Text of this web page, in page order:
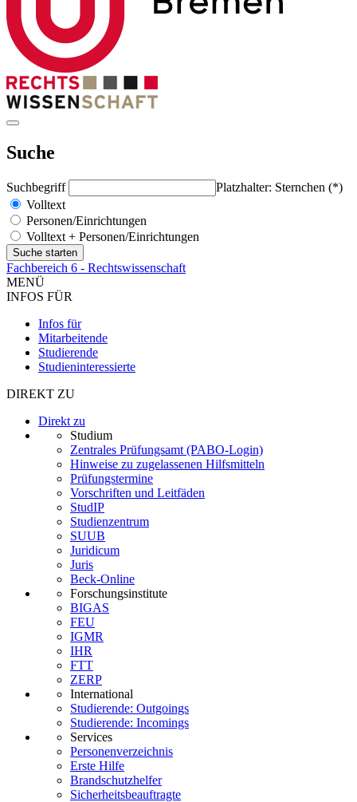
Suche
Suchbegriff
Platzhalter: Sternchen (*)
Volltext
Personen/Einrichtungen
Volltext + Personen/Einrichtungen
Fachbereich 6 - Rechtswissenschaft
MENÜ
INFOS FÜR
Infos für
Mitarbeitende
Studierende
Studieninteressierte
DIREKT ZU
Direkt zu
Studium
Zentrales Prüfungsamt (PABO-Login)
Hinweise zu zugelassenen Hilfsmitteln
Prüfungstermine
Vorschriften und Leitfäden
StudIP
Studienzentrum
SUUB
Juridicum
Juris
Beck-Online
Forschungsinstitute
BIGAS
FEU
IGMR
IHR
FTT
ZERP
International
Studierende: Outgoings
Studierende: Incomings
Services
Personenverzeichnis
Erste Hilfe
Brandschutzhelfer
Sicherheitsbeauftragte